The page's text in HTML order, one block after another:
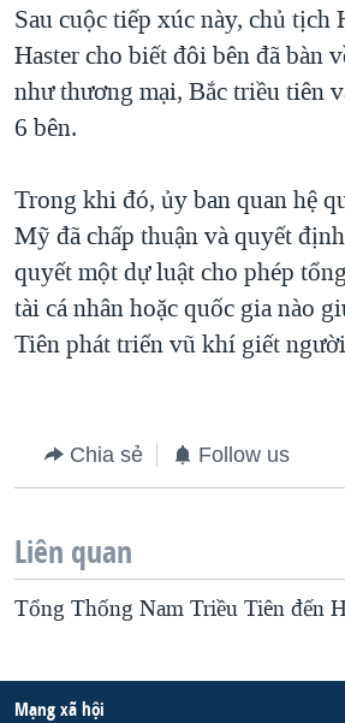
NGƯ DÂN VIỆT VÀ LÀN SÓNG
BÊN KIA QUỐC LỘ: TIẾNG VỌNG TỪ
QUAN HỆ VIỆT MỸ
Sau cuộc tiếp xúc này, chủ tịch
Haster cho biết đôi bên đã bàn
như thương mại, Bắc triều tiên
6 bên.
Trong khi đó, ủy ban quan hệ
Mỹ đã chấp thuận và quyết
quyết một dự luật cho phép
tài cá nhân hoặc quốc gia nào
Tiên phát triển vũ khí giết
Chia sẻ Follow us
Liên quan
Tổng Thống Nam Triều Tiên đến
Mạng xã hội